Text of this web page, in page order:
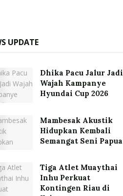
UPDATE
Dhika Pacu Jalur Jadi
Wajah Kampanye
Hyundai Cup 2026
Mambesak Akustik
Hidupkan Kembali
Semangat Seni Papua
Tiga Atlet Muaythai
Inhu Perkuat
Kontingen Riau di